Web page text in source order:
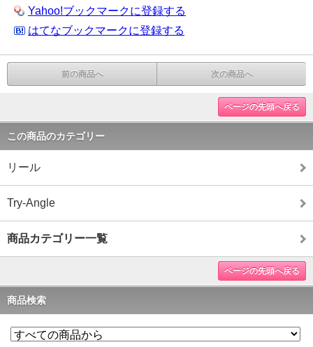
Yahoo!ブックマークに登録する
はてなブックマークに登録する
前の商品へ 次の商品へ
ページの先頭へ戻る
この商品のカテゴリー
リール
Try-Angle
商品カテゴリー一覧
ページの先頭へ戻る
商品検索